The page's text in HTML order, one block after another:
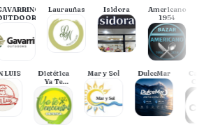
Laurauñas Isidora
Americano
1954
LUIS
Dietética
Ya Te
Encontre
Mar y Sol DulceMar